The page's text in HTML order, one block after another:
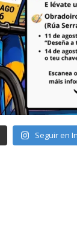
Seguir en